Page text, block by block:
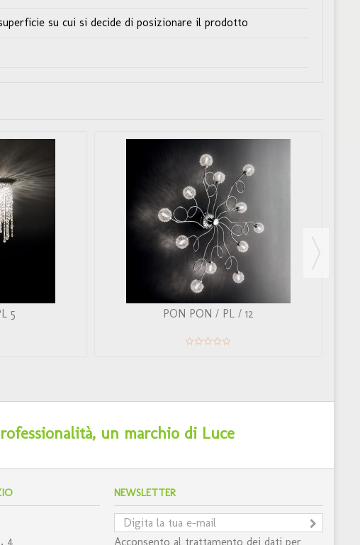
su cui si decide di posizionare il prodotto
5 PON PON / PL / 12
un marchio di Luce
4
NEWSLETTER
Acconsento al trattamento dei dati per